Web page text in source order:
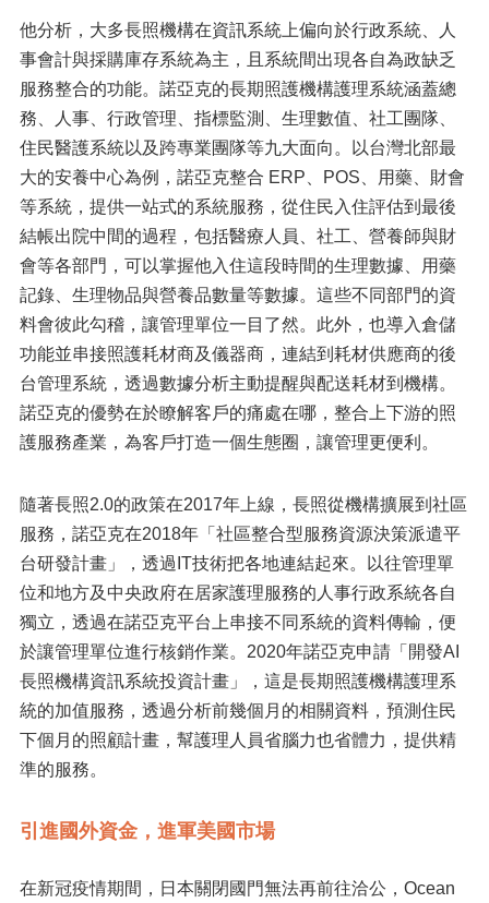
他分析，大多長照機構在資訊系統上偏向於行政系統、人
事會計與採購庫存系統為主，且系統間出現各自為政缺乏
服務整合的功能。諾亞克的長期照護機構護理系統涵蓋總
務、人事、行政管理、指標監測、生理數值、社工團隊、
住民醫護系統以及跨專業團隊等九大面向。以台灣北部最
大的安養中心為例，諾亞克整合 ERP、POS、用藥、財會
等系統，提供一站式的系統服務，從住民入住評估到最後
結帳出院中間的過程，包括醫療人員、社工、營養師與財
會等各部門，可以掌握他入住這段時間的生理數據、用藥
記錄、生理物品與營養品數量等數據。這些不同部門的資
料會彼此勾稽，讓管理單位一目了然。此外，也導入倉儲
功能並串接照護耗材商及儀器商，連結到耗材供應商的後
台管理系統，透過數據分析主動提醒與配送耗材到機構。
諾亞克的優勢在於瞭解客戶的痛處在哪，整合上下游的照
護服務產業，為客戶打造一個生態圈，讓管理更便利。
隨著長照2.0的政策在2017年上線，長照從機構擴展到社區
服務，諾亞克在2018年「社區整合型服務資源決策派遣平
台研發計畫」，透過IT技術把各地連結起來。以往管理單
位和地方及中央政府在居家護理服務的人事行政系統各自
獨立，透過在諾亞克平台上串接不同系統的資料傳輸，便
於讓管理單位進行核銷作業。2020年諾亞克申請「開發AI
長照機構資訊系統投資計畫」，這是長期照護機構護理系
統的加值服務，透過分析前幾個月的相關資料，預測住民
下個月的照顧計畫，幫護理人員省腦力也省體力，提供精
準的服務。
引進國外資金，進軍美國市場
在新冠疫情期間，日本關閉國門無法再前往洽公，Ocean